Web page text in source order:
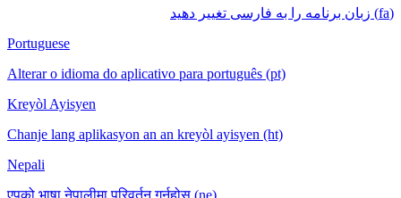
(fa) زبان برنامه را به فارسی تغییر دهید
Portuguese
Alterar o idioma do aplicativo para português (pt)
Kreyòl Ayisyen
Chanje lang aplikasyon an an kreyòl ayisyen (ht)
Nepali
एपको भाषा नेपालीमा परिवर्तन गर्नुहोस् (ne)